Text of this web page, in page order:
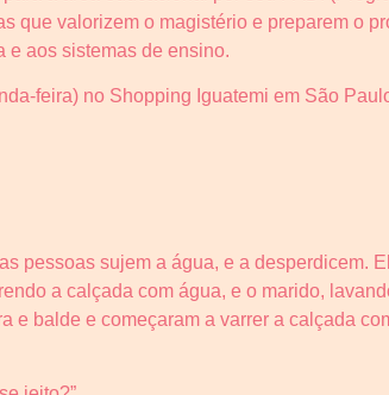
que valorizem o magistério e preparem o
e aos sistemas de ensino.
feira) no Shopping Iguatemi em São
pessoas sujem a água, e a desperdicem.
a calçada com água, e o marido,
e balde e começaram a varrer a calçada